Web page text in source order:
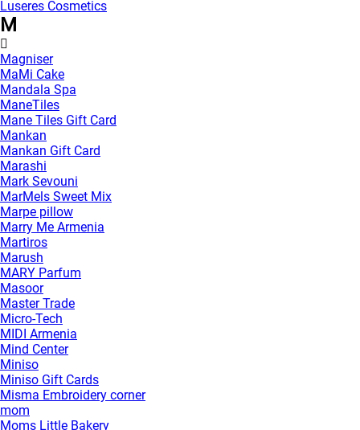
Luseres Cosmetics
M
Magniser
MaMi Cake
Mandala Spa
ManeTiles
Mane Tiles Gift Card
Mankan
Mankan Gift Card
Marashi
Mark Sevouni
MarMels Sweet Mix
Marpe pillow
Marry Me Armenia
Martiros
Marush
MARY Parfum
Masoor
Master Trade
Micro-Tech
MIDI Armenia
Mind Center
Miniso
Miniso Gift Cards
Misma Embroidery corner
mom
Moms Little Bakery